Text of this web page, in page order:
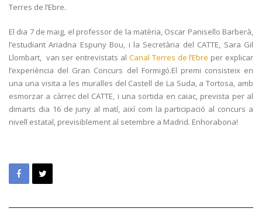
Terres de l’Ebre.
El dia 7 de maig, el professor de la matèria, Oscar Panisello Barberà,
l’estudiant Ariadna Espuny Bou, i la Secretària del CATTE, Sara Gil
Llombart, van ser entrevistats al Canal Terres de l’Ebre per explicar
l’experiència del Gran Concurs del Formigó.El premi consisteix en
una una visita a les muralles del Castell de La Suda, a Tortosa, amb
esmorzar a càrrec del CATTE, i una sortida en caiac, prevista per al
dimarts dia 16 de juny al matí, així com la participació al concurs a
nivell estatal, previsiblement al setembre a Madrid. Enhorabona!